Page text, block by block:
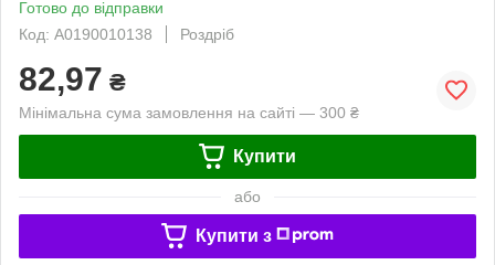
Готово до відправки
Код: A0190010138
Роздріб
82,97 ₴
Мінімальна сума замовлення на сайті — 300 ₴
Купити
або
Купити з